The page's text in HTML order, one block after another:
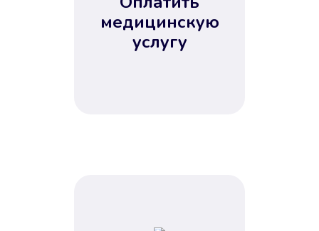
медицинскую
услугу